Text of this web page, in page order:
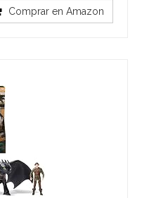
Comprar en Amazon